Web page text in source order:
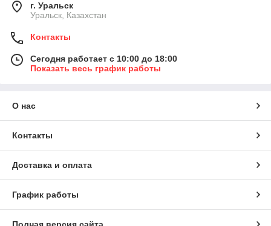
г. Уральск
Уральск, Казахстан
Контакты
Сегодня работает с 10:00 до 18:00
Показать весь график работы
О нас
Контакты
Доставка и оплата
График работы